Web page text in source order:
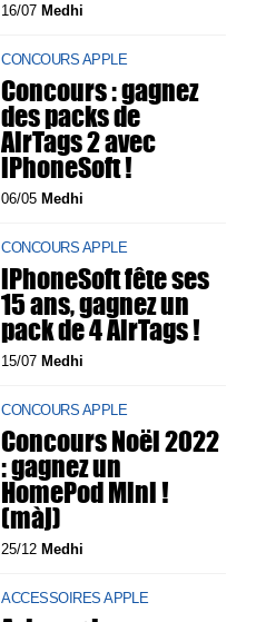
16/07 Medhi
CONCOURS APPLE
Concours : gagnez
des packs de
AirTags 2 avec
iPhoneSoft !
06/05 Medhi
CONCOURS APPLE
iPhoneSoft fête ses
15 ans, gagnez un
pack de 4 AirTags !
15/07 Medhi
CONCOURS APPLE
Concours Noël 2022
: gagnez un
HomePod Mini !
(màj)
25/12 Medhi
ACCESSOIRES APPLE